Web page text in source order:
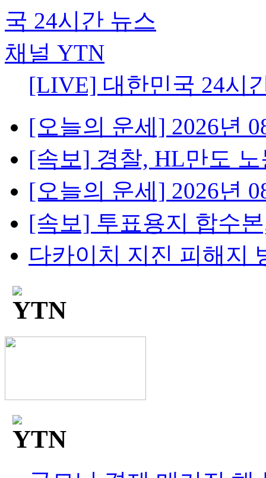
[LIVE] 대한민국 24시
[오늘의 운세] 2026년
[속보] 경찰, HL만도
[오늘의 운세] 2026년
[속보] 투표용지 합수
다카이치 지진 피해지